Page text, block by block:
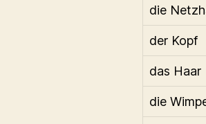
die
der Kopf
das Haar
die